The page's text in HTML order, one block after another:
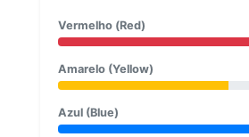
Vermelho (Red)
Amarelo (Yellow)
Azul (Blue)